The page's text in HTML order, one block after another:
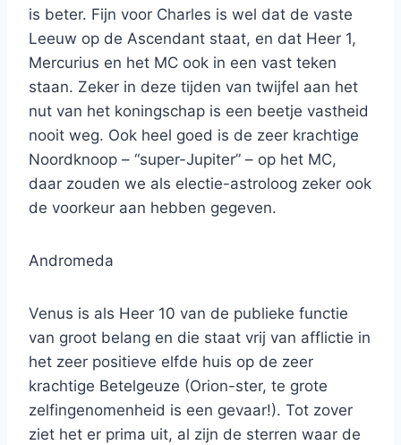
is beter. Fijn voor Charles is wel dat de vaste
Leeuw op de Ascendant staat, en dat Heer 1,
Mercurius en het MC ook in een vast teken
staan. Zeker in deze tijden van twijfel aan het
nut van het koningschap is een beetje vastheid
nooit weg. Ook heel goed is de zeer krachtige
Noordknoop – “super-Jupiter” – op het MC,
daar zouden we als electie-astroloog zeker ook
de voorkeur aan hebben gegeven.
Andromeda
Venus is als Heer 10 van de publieke functie
van groot belang en die staat vrij van afflictie in
het zeer positieve elfde huis op de zeer
krachtige Betelgeuze (Orion-ster, te grote
zelfingenomenheid is een gevaar!). Tot zover
ziet het er prima uit, al zijn de sterren waar de